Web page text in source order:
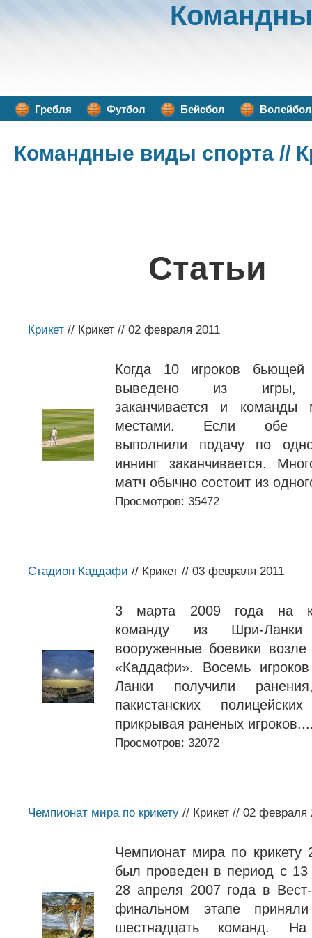
Гребля Футбол Бейсбол Волейбол
Командные виды спорта //
Статьи
Крикет // Крикет // 02 февраля 2011
Когда 10 игроков бьющей
выведено из игры,
заканчивается и команды
местами. Если обе
выполнили подачу по
иннинг заканчивается.
матч обычно состоит из
Просмотров: 35472
Стадион Каддафи // Крикет // 03 февраля 2011
3 марта 2009 года на
команду из Шри-Ланки
вооруженные боевики возле
«Каддафи». Восемь
Ланки получили
пакистанских
прикрывая раненых
Просмотров: 32072
Чемпионат мира по крикету // Крикет // 02 февраля
Чемпионат мира по крикету
был проведен в период с 13
28 апреля 2007 года в
финальном этапе приняли
шестнадцать команд.